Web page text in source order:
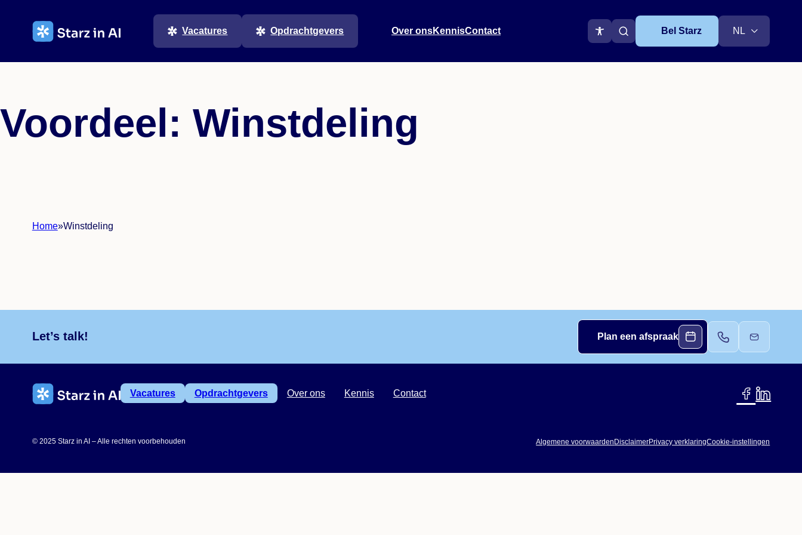
Vacatures Opdrachtgevers Over onsKennisContact
Zoeken op de website
Bel Starz
Choose
Voordeel: Winstdeling
Home»Winstdeling
Let’s talk! Plan een afspraak
Vacatures Opdrachtgevers Over ons Kennis Contact
Algemene voorwaardenDisclaimerPrivacy verklaringCookie-instellingen
© 2025 Starz in AI – Alle rechten voorbehouden